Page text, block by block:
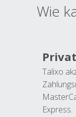
Wie
Talixo
Express.